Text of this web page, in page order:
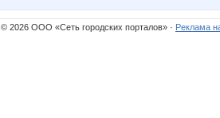
© 2026 ООО «Сеть городских порталов» · Реклама